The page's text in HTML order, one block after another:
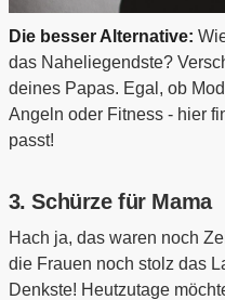
Die besser Alternative:
das Naheliegendste?
deines Papas. Egal, ob
Angeln oder Fitness - hier
passt!
3. Schürze für Mama
Hach ja, das waren noch
die Frauen noch stolz das
Denkste! Heutzutage